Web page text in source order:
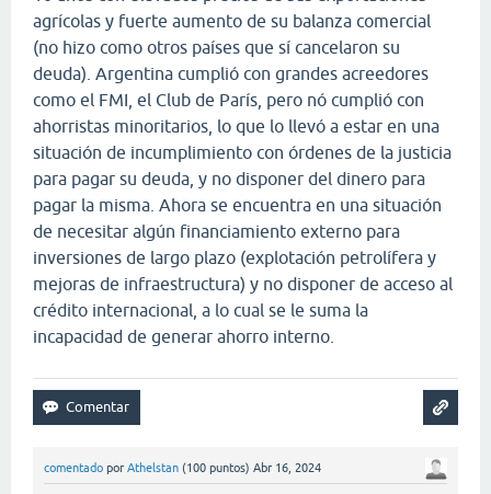
agrícolas y fuerte aumento de su balanza comercial
(no hizo como otros países que sí cancelaron su
deuda). Argentina cumplió con grandes acreedores
como el FMI, el Club de París, pero nó cumplió con
ahorristas minoritarios, lo que lo llevó a estar en una
situación de incumplimiento con órdenes de la justicia
para pagar su deuda, y no disponer del dinero para
pagar la misma. Ahora se encuentra en una situación
de necesitar algún financiamiento externo para
inversiones de largo plazo (explotación petrolífera y
mejoras de infraestructura) y no disponer de acceso al
crédito internacional, a lo cual se le suma la
incapacidad de generar ahorro interno.
comentado por Athelstan (100 puntos) Abr 16, 2024